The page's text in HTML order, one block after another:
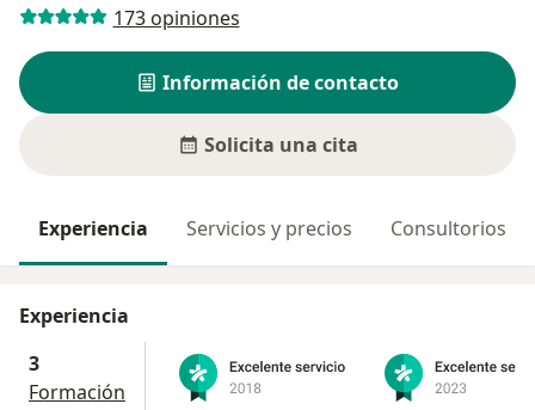
173 opiniones
Información de contacto
Solicita una cita
Experiencia Servicios y precios Consultorios
Experiencia
3
Formación